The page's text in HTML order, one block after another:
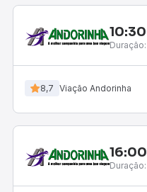
10:30
Duração:
8,7 Viação Andorinha
16:00
Duração: